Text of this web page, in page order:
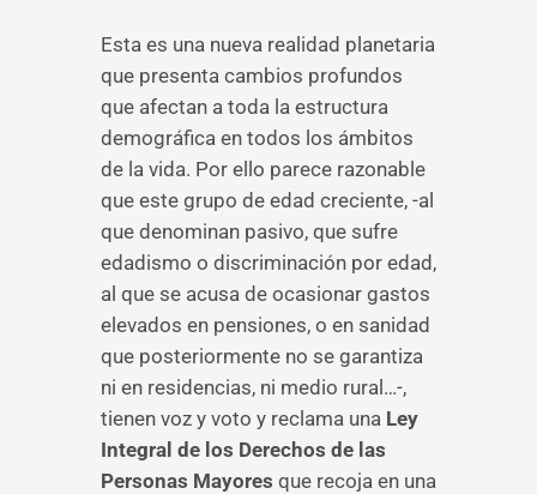
Esta es una nueva realidad planetaria
que presenta cambios profundos
que afectan a toda la estructura
demográfica en todos los ámbitos
de la vida. Por ello parece razonable
que este grupo de edad creciente, -al
que denominan pasivo, que sufre
edadismo o discriminación por edad,
al que se acusa de ocasionar gastos
elevados en pensiones, o en sanidad
que posteriormente no se garantiza
ni en residencias, ni medio rural…-,
tienen voz y voto y reclama una Ley
Integral de los Derechos de las
Personas Mayores que recoja en una